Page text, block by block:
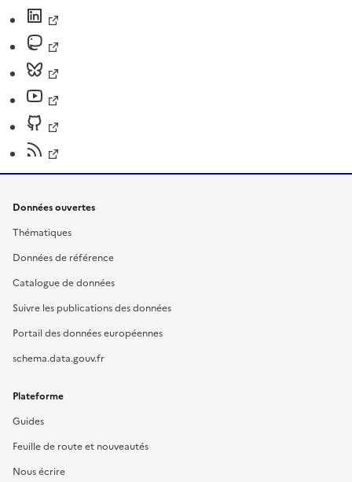
Données ouvertes
Thématiques
Données de référence
Catalogue de données
Suivre les publications des données
Portail des données européennes
schema.data.gouv.fr
Plateforme
Guides
Feuille de route et nouveautés
Nous écrire